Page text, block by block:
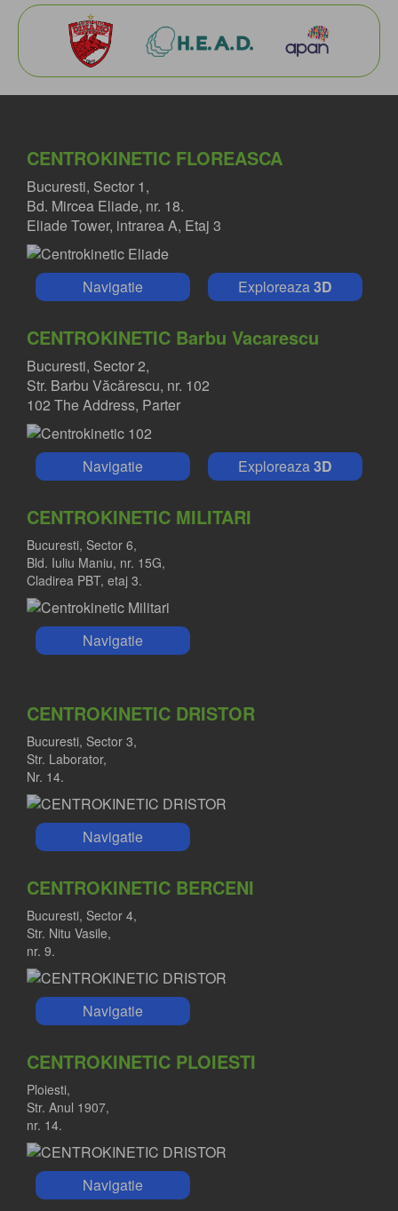
CENTROKINETIC FLOREASCA
Bucuresti, Sector 1,
Bd. Mircea Eliade, nr. 18.
Eliade Tower, intrarea A, Etaj 3
Navigatie Exploreaza3D
CENTROKINETIC Barbu Vacarescu
Bucuresti, Sector 2,
Str. Barbu Văcărescu, nr. 102
102 The Address, Parter
Navigatie Exploreaza3D
CENTROKINETIC MILITARI
Bucuresti, Sector 6,
Bld. Iuliu Maniu, nr. 15G,
Cladirea PBT, etaj 3.
Navigatie
CENTROKINETIC DRISTOR
Bucuresti, Sector 3,
Str. Laborator,
Nr. 14.
Navigatie
CENTROKINETIC BERCENI
Bucuresti, Sector 4,
Str. Nitu Vasile,
nr. 9.
Navigatie
CENTROKINETIC PLOIESTI
Ploiesti,
Str. Anul 1907,
nr. 14.
Navigatie